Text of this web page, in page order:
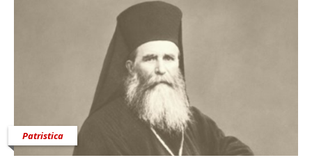
Patristica